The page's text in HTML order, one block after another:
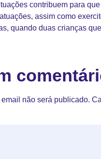
contribuem para
assim como
quando duas crianças
não será publicado.